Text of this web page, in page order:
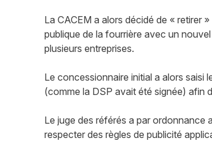
La CACEM a alors décidé de « retirer
publique de la fourrière avec un
plusieurs entreprises.
Le concessionnaire initial a alors saisi
(comme la DSP avait été signée) afin
Le juge des référés a par ordonnance
respecter des règles de publicité